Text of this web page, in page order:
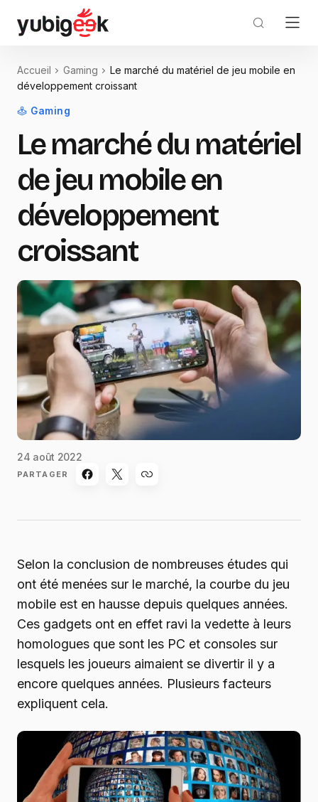
Accueil Gaming
Le marché du matériel de jeu mobile en
développement croissant
Gaming
Le marché du matériel
de jeu mobile en
développement
croissant
24 août 2022
PARTAGER
Selon la conclusion de nombreuses études qui
ont été menées sur le marché, la courbe du jeu
mobile est en hausse depuis quelques années.
Ces gadgets ont en effet ravi la vedette à leurs
homologues que sont les PC et consoles sur
lesquels les joueurs aimaient se divertir il y a
encore quelques années. Plusieurs facteurs
expliquent cela.